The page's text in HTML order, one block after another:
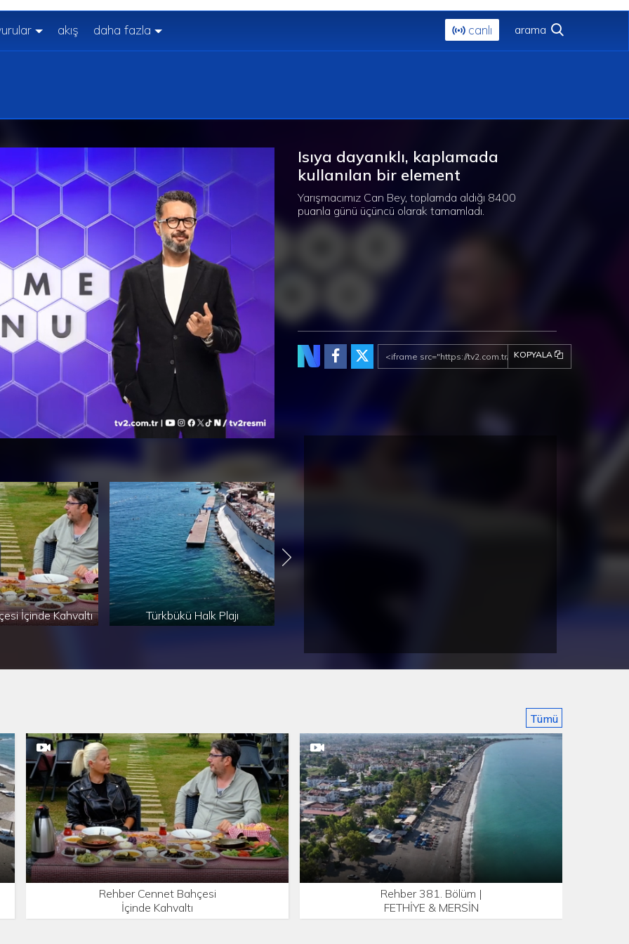
akış daha fazla canlı
İçinde Kahvaltı Türkbükü Halk Plajı
Isıya dayanıklı, kaplamada
kullanılan bir element
Yarışmacımız Can Bey, toplamda aldığı 8400
puanla günü üçüncü olarak tamamladı.
KOPYALA
Rehber Cennet Bahçesi
İçinde Kahvaltı
Rehber 381. Bölüm |
FETHİYE & MERSİN
Tümü